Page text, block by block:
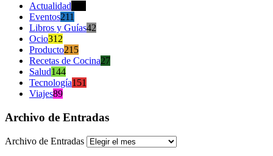
Actualidad
Eventos211
Libros y Guías42
Ocio312
Producto215
Recetas de Cocina27
Salud144
Tecnología151
Viajes89
Archivo de Entradas
Archivo de Entradas